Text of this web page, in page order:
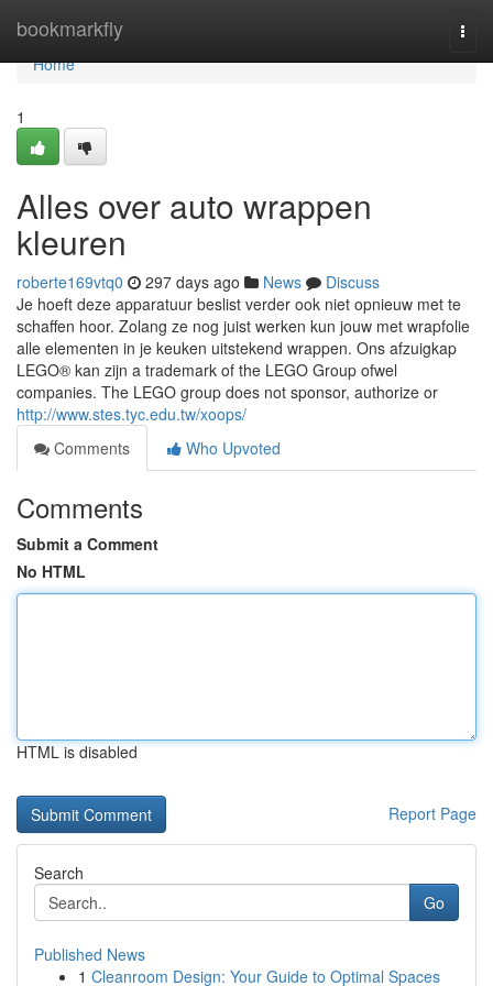
bookmarkfly
Home
Home
1
Alles over auto wrappen
kleuren
roberte169vtq0 297 days ago News
Discuss
Je hoeft deze apparatuur beslist verder ook niet opnieuw met te
schaffen hoor. Zolang ze nog juist werken kun jouw met wrapfolie
alle elementen in je keuken uitstekend wrappen. Ons afzuigkap
LEGO® kan zijn a trademark of the LEGO Group ofwel
companies. The LEGO group does not sponsor, authorize or
http://www.stes.tyc.edu.tw/xoops/
Comments
Who Upvoted
Comments
Submit a Comment
No HTML
HTML is disabled
Report Page
Search
Go
Published News
1 Cleanroom Design: Your Guide to Optimal Spaces